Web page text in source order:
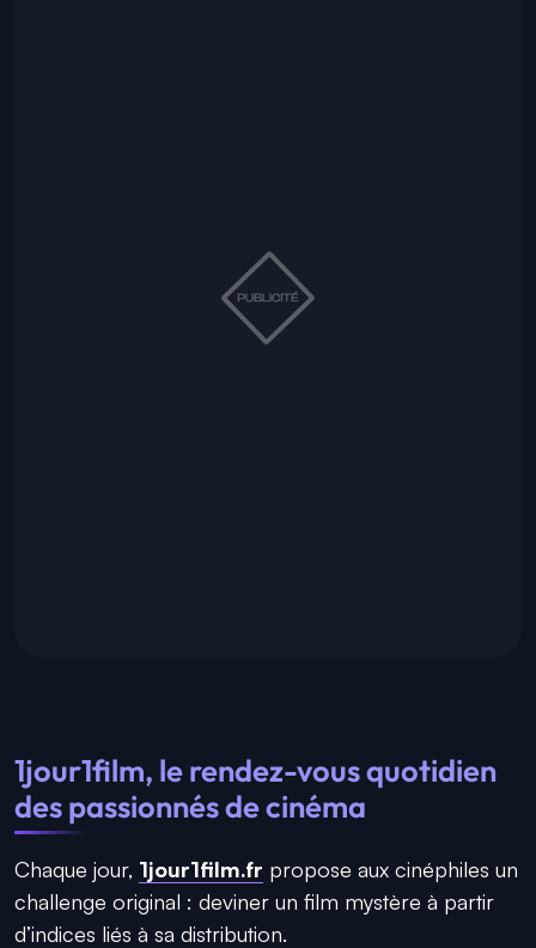
1jour1film, le rendez-vous quotidien
des passionnés de cinéma
Chaque jour, 1jour1film.fr propose aux cinéphiles un
challenge original : deviner un film mystère à partir
d’indices liés à sa distribution.